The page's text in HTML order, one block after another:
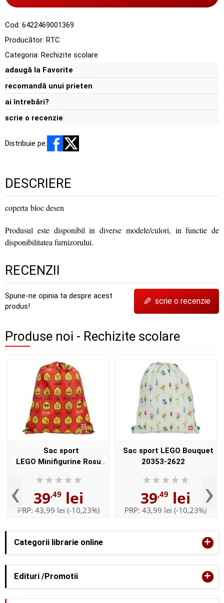
Categorii librarie online +
Edituri /Promotii +
Cod: 6422469001369
Producător: RTC
Categoria: Rechizite scolare
adaugă la Favorite
recomandă unui prieten
ai întrebări?
scrie o recenzie
Distribuie pe:
DESCRIERE
coperta bloc desen
Produsul este disponibil in diverse modele/culori, in functie de
disponibilitatea furnizorului.
RECENZII
Spune-ne opinia ta despre acest
produs!
✎ scrie o recenzie
Produse noi - Rechizite scolare
‹
Sac sport
LEGO Minifigurine Rosu
39,49 lei
PRP: 43,99 lei (-10,23%)
Sac sport LEGO Bouquet
20353-2622
39,49 lei
PRP: 43,99 lei (-10,23%)›